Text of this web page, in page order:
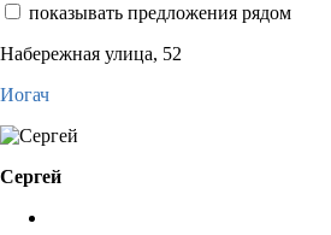
показывать предложения рядом
Набережная улица, 52
Иогач
Сергей